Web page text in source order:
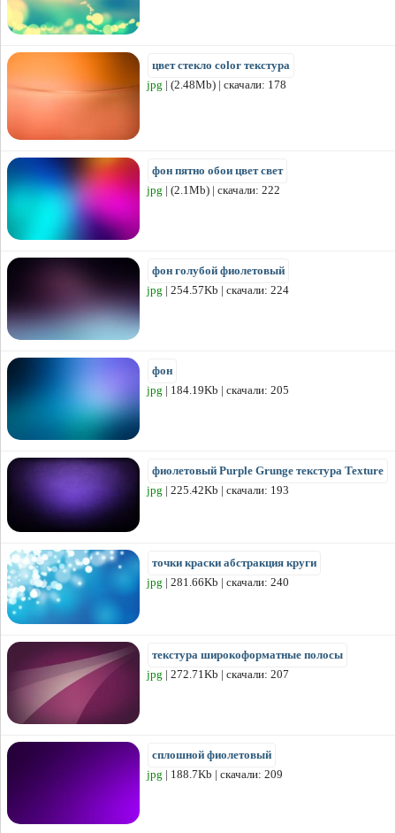
цвет стекло color текстура
jpg | (2.48Mb) | скачали: 178
фон пятно обои цвет свет
jpg | (2.1Mb) | скачали: 222
фон голубой фиолетовый
jpg | 254.57Kb | скачали: 224
фон
jpg | 184.19Kb | скачали: 205
фиолетовый Purple Grunge текстура Texture
jpg | 225.42Kb | скачали: 193
точки краски абстракция круги
jpg | 281.66Kb | скачали: 240
текстура широкоформатные полосы
jpg | 272.71Kb | скачали: 207
сплошной фиолетовый
jpg | 188.7Kb | скачали: 209